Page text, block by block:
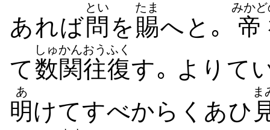
あれば問
とい
を 賜
たま
へと｡ 帝
みかど
て数関
しゅかん
往復
おうふく
す｡ よりて
明
あ
けてすべからくあひ
ま